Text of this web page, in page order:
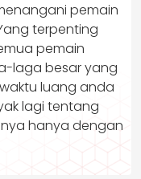
pemain
terpenting
pemain
laga besar yang
luang anda
lagi tentang
hanya dengan